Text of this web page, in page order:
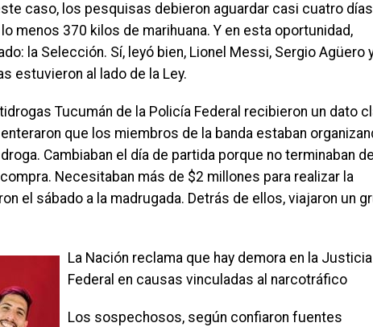
caso, los pesquisas debieron aguardar casi cuatro
menos 370 kilos de marihuana. Y en esta oportunidad,
la Selección. Sí, leyó bien, Lionel Messi, Sergio Agüero
estuvieron al lado de la Ley.
Tucumán de la Policía Federal recibieron un dato
que los miembros de la banda estaban
Cambiaban el día de partida porque no terminaban de
Necesitaban más de $2 millones para realizar la
el sábado a la madrugada. Detrás de ellos, viajaron un
La Nación reclama que hay demora en la Justicia
Federal en causas vinculadas al narcotráfico
Los sospechosos, según confiaron fuentes